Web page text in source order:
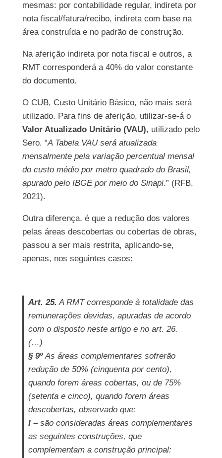
mesmas: por contabilidade regular, indireta por
nota fiscal/fatura/recibo, indireta com base na
área construída e no padrão de construção.
Na aferição indireta por nota fiscal e outros, a
RMT corresponderá a 40% do valor constante
do documento.
O CUB, Custo Unitário Básico, não mais será
utilizado. Para fins de aferição, utilizar-se-á o
Valor Atualizado Unitário (VAU), utilizado pelo
Sero. “A Tabela VAU será atualizada
mensalmente pela variação percentual mensal
do custo médio por metro quadrado do Brasil,
apurado pelo IBGE por meio do Sinapi.” (RFB,
2021).
Outra diferença, é que a redução dos valores
pelas áreas descobertas ou cobertas de obras,
passou a ser mais restrita, aplicando-se,
apenas, nos seguintes casos:
Art. 25. A RMT corresponde à totalidade das
remunerações devidas, apuradas de acordo
com o disposto neste artigo e no art. 26.
(…)
§ 9ºAs áreas complementares sofrerão
redução de 50% (cinquenta por cento),
quando forem áreas cobertas, ou de 75%
(setenta e cinco), quando forem áreas
descobertas, observado que:
I –são consideradas áreas complementares
as seguintes construções, que
complementam a construção principal: